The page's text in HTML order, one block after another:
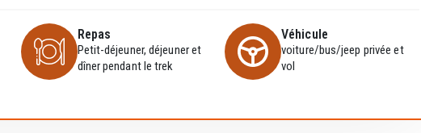
Repas
Petit-déjeuner, déjeuner et
dîner pendant le trek
Véhicule
voiture/bus/jeep privée et
vol